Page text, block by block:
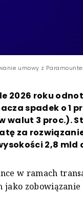
umowy z
2026 roku
spadek o 1
walut 3 proc.).
za
2,8 mld
w ramach
jako